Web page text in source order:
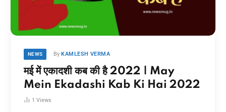
NEWS By KAMLESH VERMA
मई में एकादशी कब की है 2022 | May
Mein Ekadashi Kab Ki Hai 2022
1 Views